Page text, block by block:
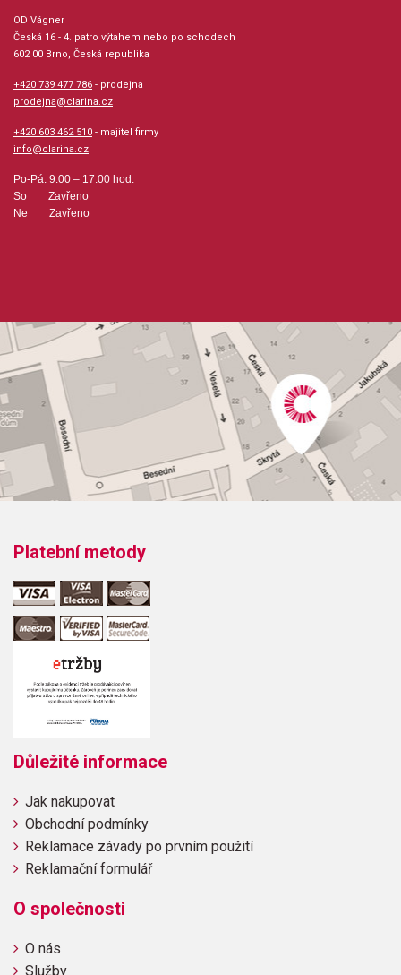
OD Vágner
Česká 16 - 4. patro výtahem nebo po schodech
602 00 Brno, Česká republika
+420 739 477 786 - prodejna
prodejna@clarina.cz
+420 603 462 510 - majitel firmy
info@clarina.cz
Po-Pá: 9:00 – 17:00 hod.
So Zavřeno
Ne Zavřeno
Platební metody
Důležité informace
Jak nakupovat
Obchodní podmínky
Reklamace závady po prvním použití
Reklamační formulář
O společnosti
O nás
Služby